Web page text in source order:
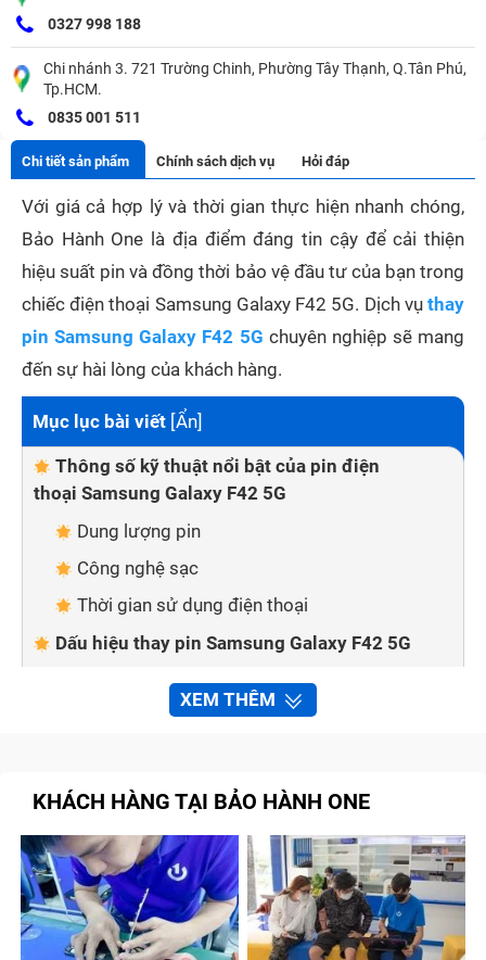
0327 998 188
Chi nhánh 3. 721 Trường Chinh, Phường Tây Thạnh, Q.Tân Phú,
Tp.HCM.
0835 001 511
Chi tiết sản phẩm Chính sách dịch vụ Hỏi đáp
Với giá cả hợp lý và thời gian thực hiện nhanh chóng,
Bảo Hành One là địa điểm đáng tin cậy để cải thiện
hiệu suất pin và đồng thời bảo vệ đầu tư của bạn trong
chiếc điện thoại Samsung Galaxy F42 5G. Dịch vụ thay
pin Samsung Galaxy F42 5G chuyên nghiệp sẽ mang
đến sự hài lòng của khách hàng.
Mục lục bài viết [Ẩn]
Thông số kỹ thuật nổi bật của pin điện
thoại Samsung Galaxy F42 5G
Dung lượng pin
Công nghệ sạc
Thời gian sử dụng điện thoại
Dấu hiệu thay pin Samsung Galaxy F42 5G
Cách phân biệt pin điện thoại Samsung F42 5G
chính hãng với các loại pin khác
Pin chính hãng
Đội ngũ kỹ thuật chuyên nghiệp
Chính sách bảo hành lâu dài
Thực gian thực hiện nhanh chóng
XEM THÊM
KHÁCH HÀNG TẠI BẢO HÀNH ONE